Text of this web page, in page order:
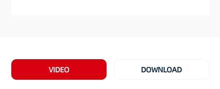
VIDEO DOWNLOAD